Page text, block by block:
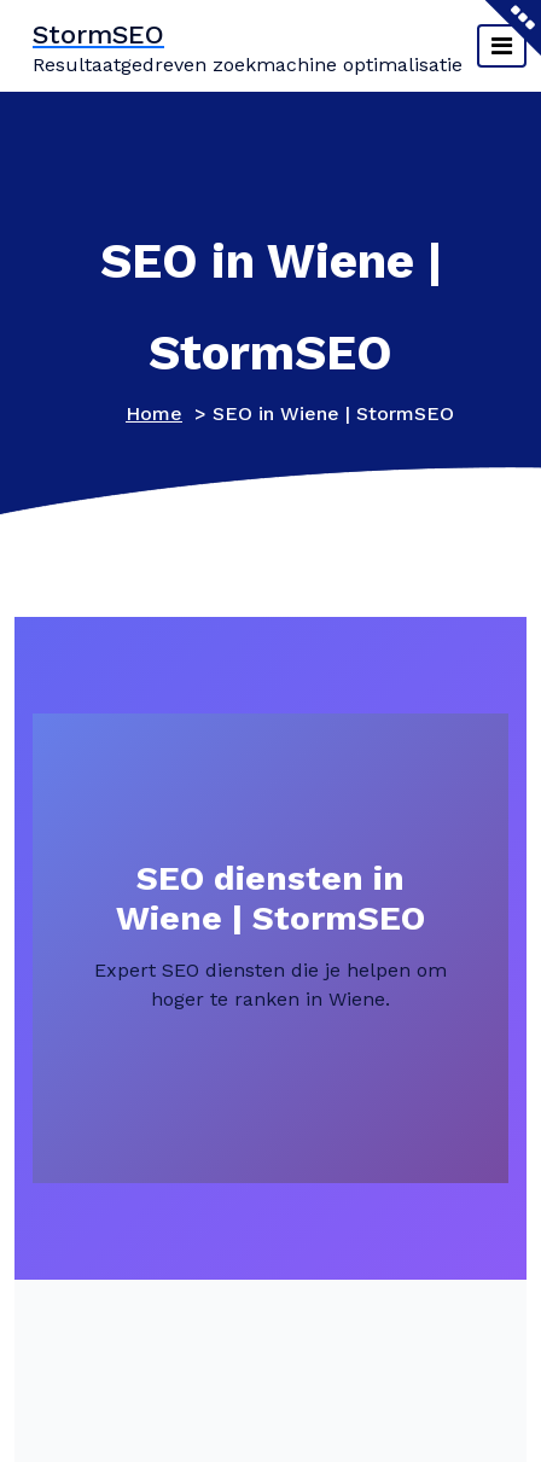
inhoud
springen
StormSEO
Resultaatgedreven zoekmachine optimalisatie
SEO in Wiene |
StormSEO
Home > SEO in Wiene | StormSEO
SEO diensten in
Wiene | StormSEO
Expert SEO diensten die je helpen om
hoger te ranken in Wiene.